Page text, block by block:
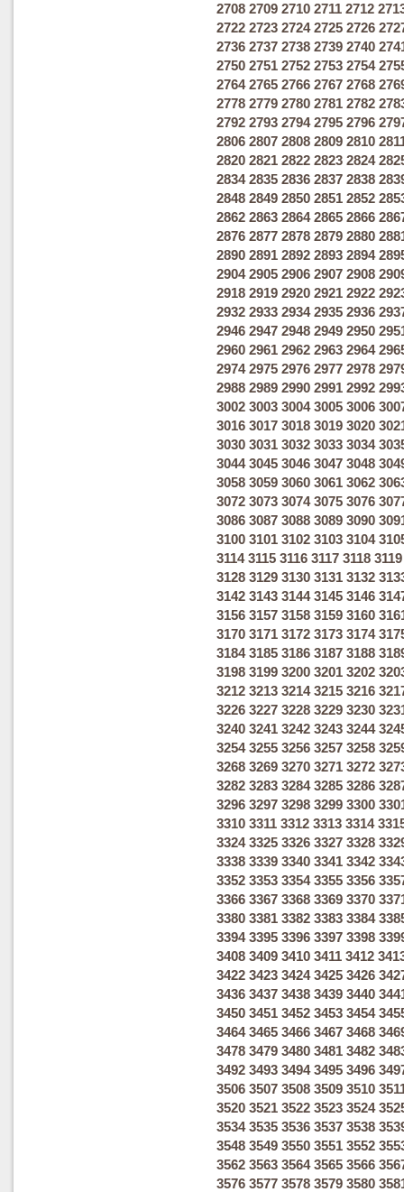
2708 2709 2710 2711 2712
2722 2723 2724 2725 2726
2736 2737 2738 2739 2740
2750 2751 2752 2753 2754
2764 2765 2766 2767 2768
2778 2779 2780 2781 2782
2792 2793 2794 2795 2796
2806 2807 2808 2809 2810
2820 2821 2822 2823 2824
2834 2835 2836 2837 2838
2848 2849 2850 2851 2852
2862 2863 2864 2865 2866
2876 2877 2878 2879 2880
2890 2891 2892 2893 2894
2904 2905 2906 2907 2908
2918 2919 2920 2921 2922
2932 2933 2934 2935 2936
2946 2947 2948 2949 2950
2960 2961 2962 2963 2964
2974 2975 2976 2977 2978
2988 2989 2990 2991 2992
3002 3003 3004 3005 3006
3016 3017 3018 3019 3020
3030 3031 3032 3033 3034
3044 3045 3046 3047 3048
3058 3059 3060 3061 3062
3072 3073 3074 3075 3076
3086 3087 3088 3089 3090
3100 3101 3102 3103 3104
3114 3115 3116 3117 3118 3119
3128 3129 3130 3131 3132
3142 3143 3144 3145 3146
3156 3157 3158 3159 3160
3170 3171 3172 3173 3174
3184 3185 3186 3187 3188
3198 3199 3200 3201 3202
3212 3213 3214 3215 3216
3226 3227 3228 3229 3230
3240 3241 3242 3243 3244
3254 3255 3256 3257 3258
3268 3269 3270 3271 3272
3282 3283 3284 3285 3286
3296 3297 3298 3299 3300
3310 3311 3312 3313 3314
3324 3325 3326 3327 3328
3338 3339 3340 3341 3342
3352 3353 3354 3355 3356
3366 3367 3368 3369 3370
3380 3381 3382 3383 3384
3394 3395 3396 3397 3398
3408 3409 3410 3411 3412
3422 3423 3424 3425 3426
3436 3437 3438 3439 3440
3450 3451 3452 3453 3454
3464 3465 3466 3467 3468
3478 3479 3480 3481 3482
3492 3493 3494 3495 3496
3506 3507 3508 3509 3510
3520 3521 3522 3523 3524
3534 3535 3536 3537 3538
3548 3549 3550 3551 3552
3562 3563 3564 3565 3566
3576 3577 3578 3579 3580